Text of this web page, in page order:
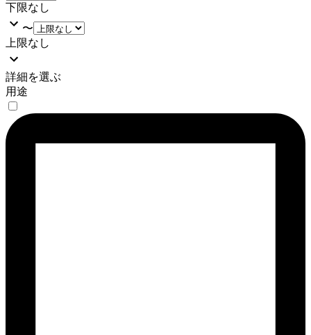
下限なし
〜
上限なし
詳細を選ぶ
用途